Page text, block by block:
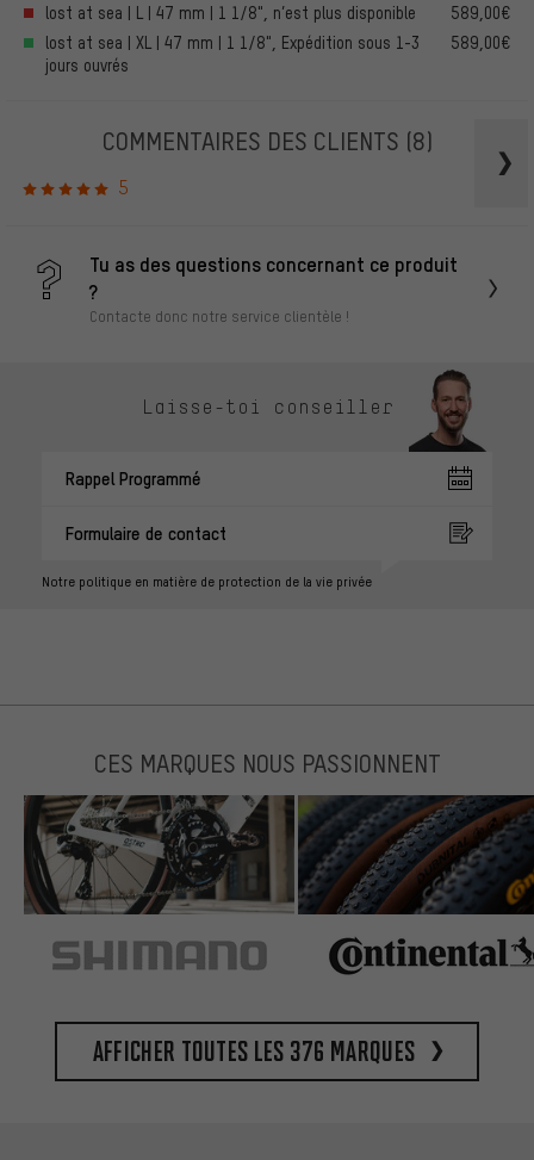
lost at sea | L | 47 mm | 1 1/8", n’est plus disponible
589,00€
lost at sea | XL | 47 mm | 1 1/8", Expédition sous 1-3
jours ouvrés
589,00€
COMMENTAIRES DES CLIENTS (8)
5
Tu as des questions concernant ce produit
?
Contacte donc notre service clientèle !
Laisse-toi conseiller
Rappel Programmé
Formulaire de contact
Notre politique en matière de protection de la vie privée
CES MARQUES NOUS PASSIONNENT
Afficher toutes les 376 marques